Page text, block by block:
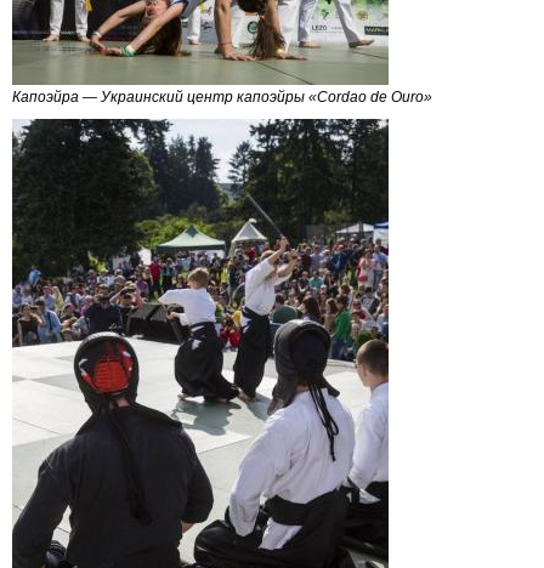
Капоэйра — Украинский центр капоэйры «Cordao de Ouro»